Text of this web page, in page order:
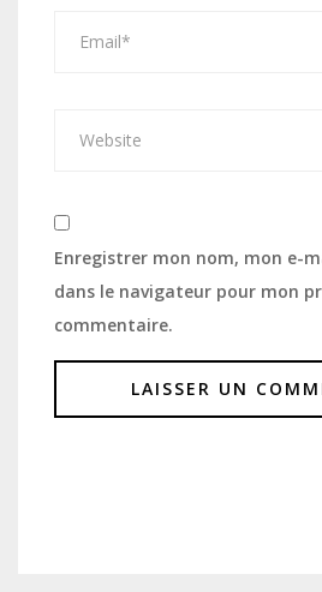
Enregistrer mon nom, mon e-
dans le navigateur pour mon
commentaire.